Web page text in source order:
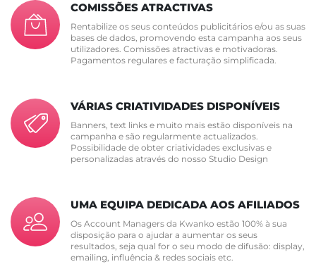
COMISSÕES ATRACTIVAS
Rentabilize os seus conteúdos publicitários e/ou as suas
bases de dados, promovendo esta campanha aos seus
utilizadores. Comissões atractivas e motivadoras.
Pagamentos regulares e facturação simplificada.
VÁRIAS CRIATIVIDADES DISPONÍVEIS
Banners, text links e muito mais estão disponíveis na
campanha e são regularmente actualizados.
Possibilidade de obter criatividades exclusivas e
personalizadas através do nosso Studio Design
UMA EQUIPA DEDICADA AOS AFILIADOS
Os Account Managers da Kwanko estão 100% à sua
disposição para o ajudar a aumentar os seus
resultados, seja qual for o seu modo de difusão: display,
emailing, influência & redes sociais etc.